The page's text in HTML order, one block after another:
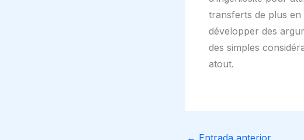
transferts de plus
développer des
des simples
atout.
← Entrada anterior